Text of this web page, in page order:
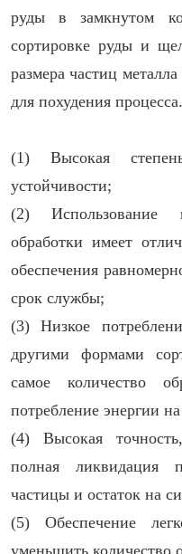
руды в замкнутом
сортировке руды и
размера частиц
для похудения процесса.
(1) Высокая
устойчивости;
(2) Использование
обработки имеет
обеспечения
срок службы;
(3) Низкое
другими формами
самое количество
потребление энергии
(4) Высокая
полная ликвидация
частицы и остаток на
(5) Обеспечение